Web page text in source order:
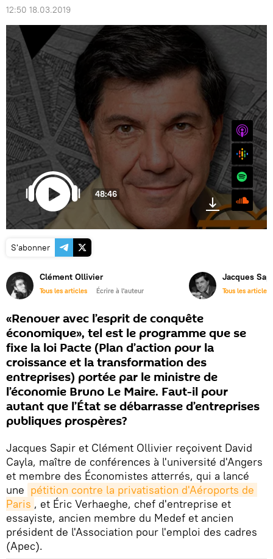
12:50 18.03.2019
48:46
Google
Spotify
SoundCloud
S'abonner
Clément Ollivier
Tous les articles Écrire à l'auteur
Jacques
Tous les articles
«Renouer avec l’esprit de conquête
économique», tel est le programme que se
fixe la loi Pacte (Plan d’action pour la
croissance et la transformation des
entreprises) portée par le ministre de
l’économie Bruno Le Maire. Faut-il pour
autant que l’État se débarrasse d’entreprises
publiques prospères?
Jacques Sapir et Clément Ollivier reçoivent David
Cayla, maître de conférences à l'université d'Angers
et membre des Économistes atterrés, qui a lancé
une pétition contre la privatisation d'Aéroports de
Paris , et Éric Verhaeghe, chef d'entreprise et
essayiste, ancien membre du Medef et ancien
président de l'Association pour l'emploi des cadres
(Apec).